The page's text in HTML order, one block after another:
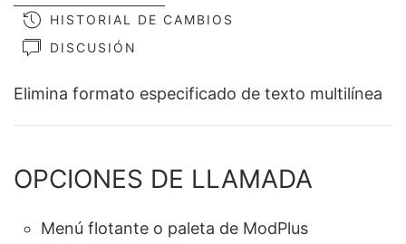
HISTORIAL DE CAMBIOS
DISCUSIÓN
Elimina formato especificado de texto multilínea
OPCIONES DE LLAMADA
Menú flotante o paleta de ModPlus